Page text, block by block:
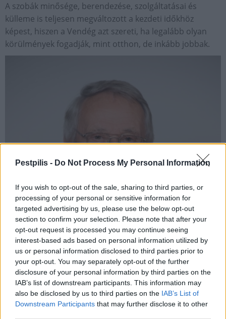
Pestpilis - Do Not Process My Personal Information
If you wish to opt-out of the sale, sharing to third parties, or
processing of your personal or sensitive information for
targeted advertising by us, please use the below opt-out
section to confirm your selection. Please note that after your
opt-out request is processed you may continue seeing
interest-based ads based on personal information utilized by
us or personal information disclosed to third parties prior to
your opt-out. You may separately opt-out of the further
disclosure of your personal information by third parties on the
IAB’s list of downstream participants. This information may
also be disclosed by us to third parties on the IAB’s List of
Downstream Participants that may further disclose it to other
A szobák minősége, berendezése, szolgáltatásai és
külleme is teljesen megváltozott a kezdeti időkhöz
képest, hiszen a Vendég azt szereti, ha legalább olyan
körülmények fogadják, mint otthon, de inkább jobbak.